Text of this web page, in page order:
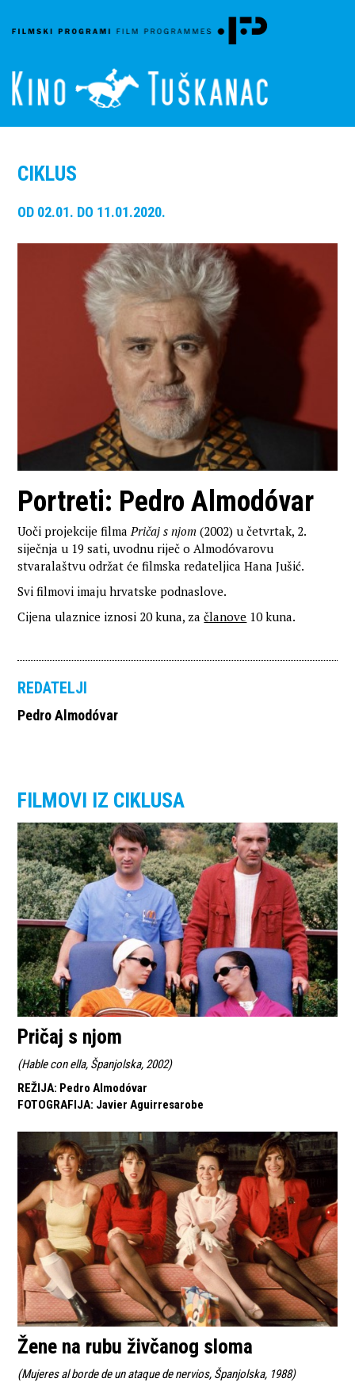
CIKLUS
OD 02.01. DO 11.01.2020.
Portreti: Pedro Almodóvar
Uoči projekcije filma Pričaj s njom (2002) u četvrtak, 2.
siječnja u 19 sati, uvodnu riječ o Almodóvarovu
stvaralaštvu održat će filmska redateljica Hana Jušić.
Svi filmovi imaju hrvatske podnaslove.
Cijena ulaznice iznosi 20 kuna, začlanove 10 kuna.
REDATELJI
Pedro Almodóvar
FILMOVI IZ CIKLUSA
Pričaj s njom
(Hable con ella, Španjolska, 2002)
REŽIJA: Pedro Almodóvar
FOTOGRAFIJA: Javier Aguirresarobe
Žene na rubu živčanog sloma
(Mujeres al borde de un ataque de nervios, Španjolska, 1988)